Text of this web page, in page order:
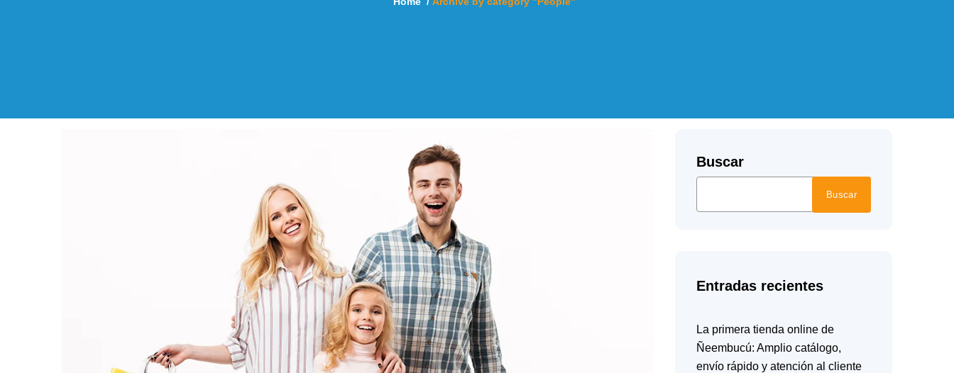
Buscar
Buscar
Entradas recientes
La primera tienda online de
Ñeembucú: Amplio catálogo,
envío rápido y atención al cliente